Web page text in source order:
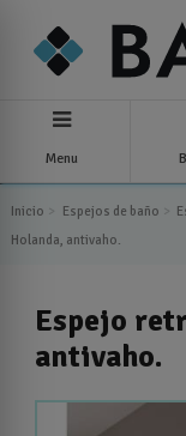
Menu
Inicio Espejos de baño
Holanda, antivaho.
Espejo
antivaho.